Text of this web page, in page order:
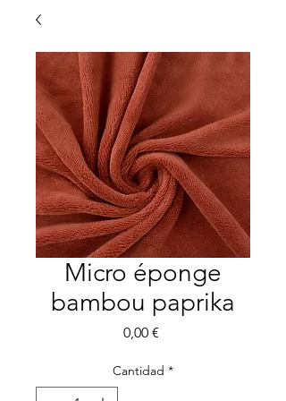
Micro éponge
bambou paprika
0,00 €Precio
Cantidad *